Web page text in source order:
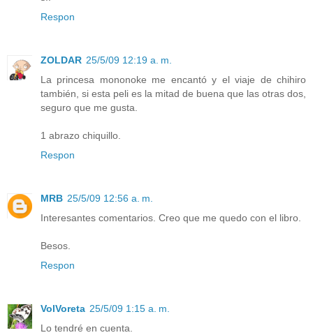
Respon
ZOLDAR 25/5/09 12:19 a. m.
La princesa mononoke me encantó y el viaje de chihiro
también, si esta peli es la mitad de buena que las otras dos,
seguro que me gusta.
1 abrazo chiquillo.
Respon
MRB 25/5/09 12:56 a. m.
Interesantes comentarios. Creo que me quedo con el libro.
Besos.
Respon
VolVoreta 25/5/09 1:15 a. m.
Lo tendré en cuenta.